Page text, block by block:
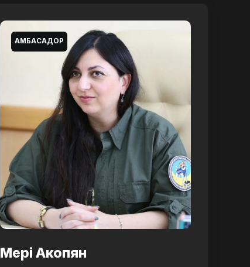
АМБАСАДОР
Мері Акопян